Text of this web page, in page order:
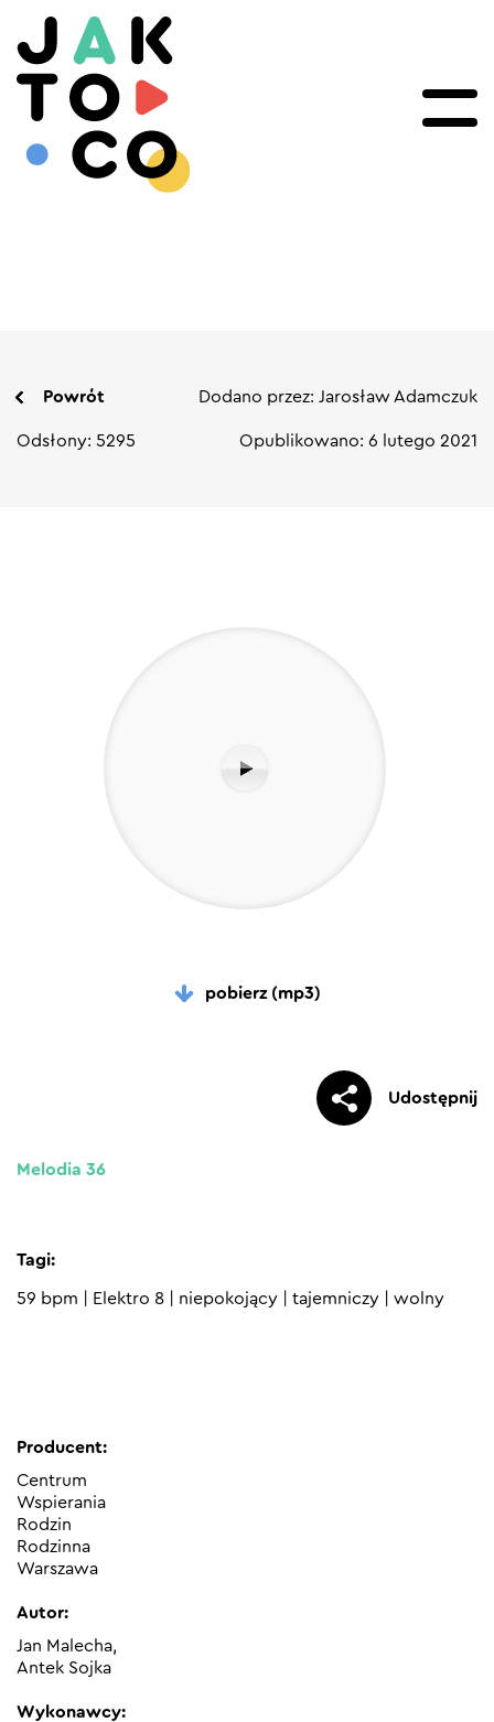
Powrót Dodano przez: Jarosław Adamczuk
Odsłony: 5295 Opublikowano: 6 lutego 2021
pobierz (mp3)
Udostępnij
Melodia 36
Tagi:
59 bpm Elektro 8 niepokojący tajemniczy wolny
Producent:
Centrum
Wspierania
Rodzin
Rodzinna
Warszawa
Autor:
Jan Malecha,
Antek Sojka
Wykonawcy: